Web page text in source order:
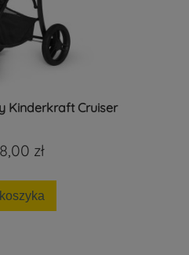
Kinderkraft Cruiser
zł